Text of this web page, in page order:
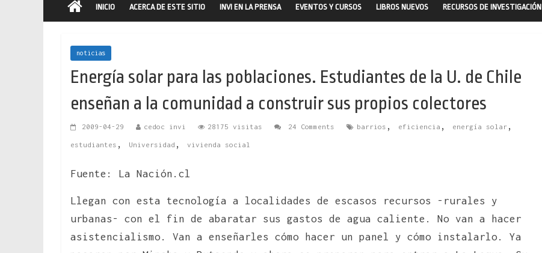
INICIO ACERCA DE ESTE SITIO INVI EN LA PRENSA EVENTOS Y CURSOS LIBROS NUEVOS RECURSOS DE INVESTIGACIÓN
noticias
Energía solar para las poblaciones. Estudiantes de la U. de Chile
enseñan a la comunidad a construir sus propios colectores
2009-04-29 cedoc invi 28175 visitas 24 Comments barrios , eficiencia , energía solar ,
estudiantes , Universidad , vivienda social
Fuente: La Nación.cl
Llegan con esta tecnología a localidades de escasos recursos -rurales y
urbanas- con el fin de abaratar sus gastos de agua caliente. No van a hacer
asistencialismo. Van a enseñarles cómo hacer un panel y cómo instalarlo. Ya